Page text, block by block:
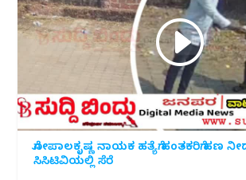
ಗೋಪಾಲಕೃಷ್ಣ ನಾಯಕ ಹತ್ಯೆಗೆ ಹಂತಕರಿಗೆ ಹಣ
ಸಿಸಿಟಿವಿಯಲ್ಲಿ ಸೆರೆ